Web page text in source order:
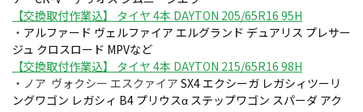
【交換取付作業込】 タイヤ 4本 DAYTON 205/65R16 95H
・ アルファード ヴェルファイア エルグランド デュアリス プレサー
ジュ クロスロード MPVなど
【交換取付作業込】 タイヤ 4本 DAYTON 215/65R16 98H
・ノア ヴォクシー エスクァイア SX4 エクシーガ レガシィツーリ
ングワゴン レガシィ B4 プリウスα ステップワゴン スパーダ アク